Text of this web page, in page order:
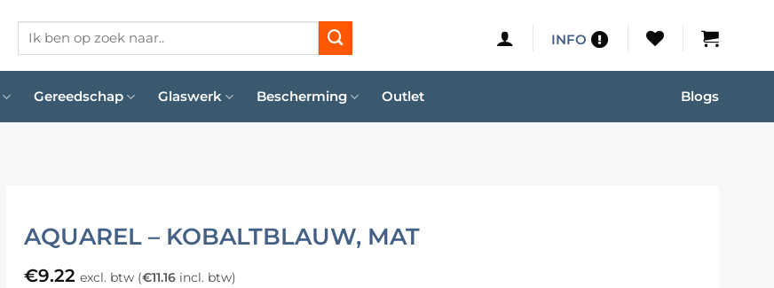
Zoeken
INFO
Gereedschap Glaswerk Bescherming Outlet Blogs
AQUAREL – KOBALTBLAUW, MAT
€9.22 excl. btw (€11.16incl. btw)